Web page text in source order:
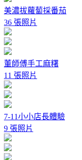
美濃拔蘿蔔採番茄
36 張照片
董師傅手工麻糬
11 張照片
7-11小小店長體驗
9 張照片